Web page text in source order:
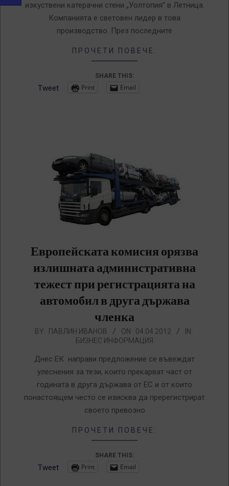
изкуствени катерачни стени „Уолтопия” в Летница.
Компанията е световен лидер в това
производство. През последните
ПРОЧЕТИ ПОВЕЧЕ:
SHARE THIS:
Tweet Print Email
Европейската комисия орязва
излишната административна
тежест при регистрацията на
автомобил в друга държава
членка
2012-
BY: ПАВЛИН ИВАНОВ ON: 04.04.2012
IN:
БИЗНЕС ИНФОРМАЦИЯ
Днес ЕК направи предложение се въвеждат
улеснения за тези, които прекарват част от
годината в друга държава от ЕС и от които
понастоящем често се изисква да пререгистрират
своето превозно
ПРОЧЕТИ ПОВЕЧЕ:
SHARE THIS:
Tweet Print Email